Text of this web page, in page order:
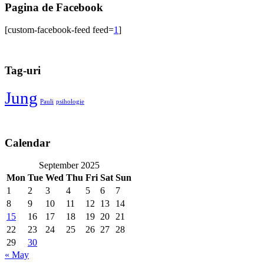
Pagina de Facebook
[custom-facebook-feed feed=1]
Tag-uri
Jung Pauli psihologie
Calendar
September 2025
Mon Tue Wed Thu Fri Sat Sun
1
2 3 4 5 6
7
8
9 10 11 12 13
14
15
16 17 18 19 20
21
22
23 24 25 26 27
28
29
30
« May